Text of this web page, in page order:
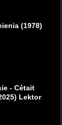
(1978)
- Cétait
Lektor